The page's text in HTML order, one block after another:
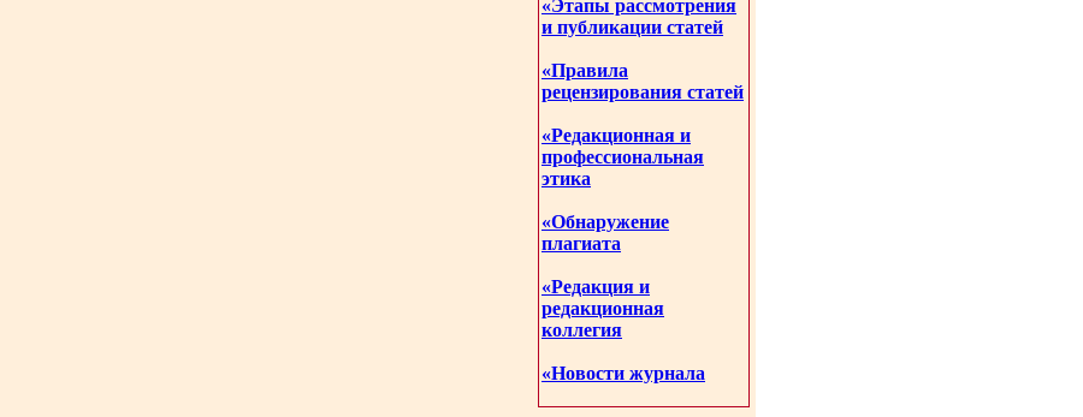
«Этапы рассмотрения
и публикации статей
«Правила
рецензирования статей
«Редакционная и
профессиональная
этика
«Обнаружение
плагиата
«Редакция и
редакционная
коллегия
«Новости журнала